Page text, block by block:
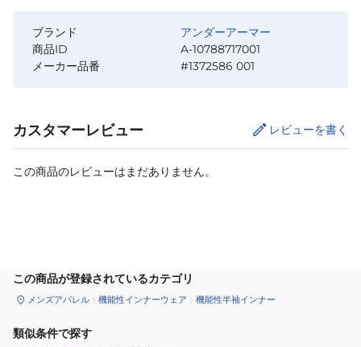
ブランド
アンダーアーマー
商品ID
A-10788717001
メーカー品番
#1372586 001
カスタマーレビュー レビューを書く
この商品のレビューはまだありません。
この商品が登録されているカテゴリ
メンズアパレル 機能性インナーウェア 機能性半袖インナー
類似条件で探す